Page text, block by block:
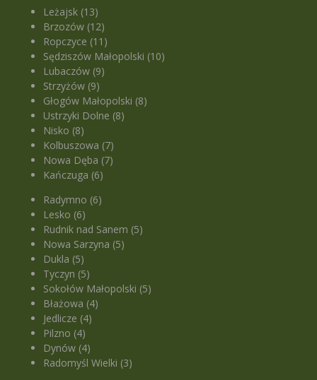
Leżajsk (13)
Brzozów (12)
Ropczyce (11)
Sędziszów Małopolski (10)
Lubaczów (9)
Strzyżów (9)
Głogów Małopolski (8)
Ustrzyki Dolne (8)
Nisko (8)
Kolbuszowa (7)
Nowa Dęba (7)
Kańczuga (6)
Radymno (6)
Lesko (6)
Rudnik nad Sanem (5)
Nowa Sarzyna (5)
Dukla (5)
Tyczyn (5)
Sokołów Małopolski (5)
Błażowa (4)
Jedlicze (4)
Pilzno (4)
Dynów (4)
Radomyśl Wielki (3)